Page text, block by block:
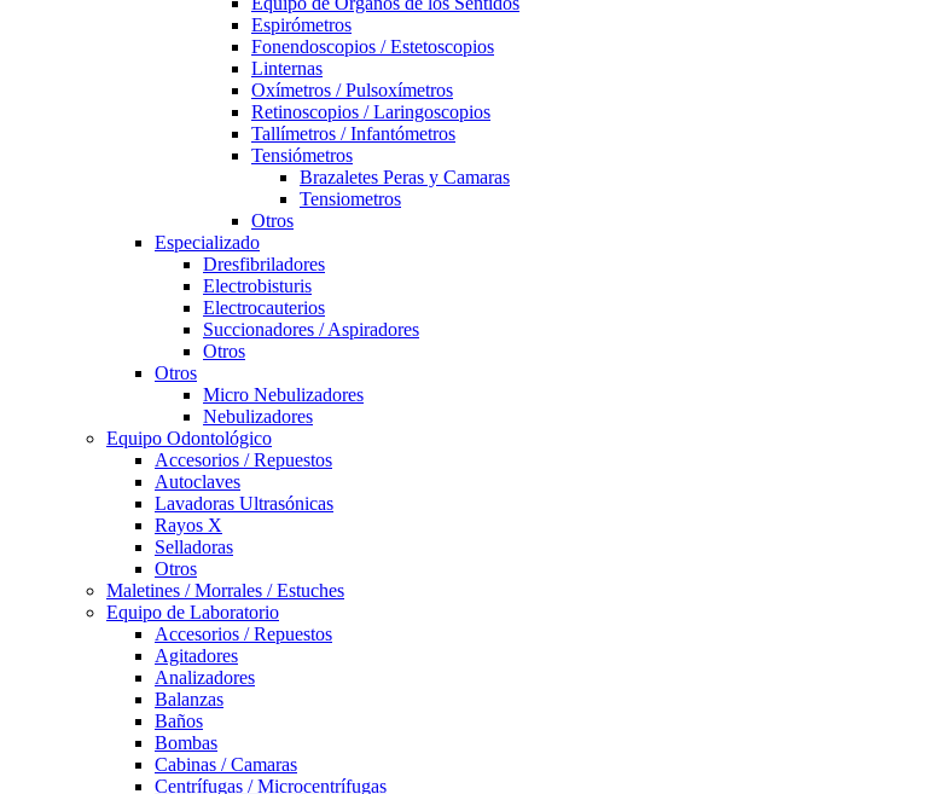
Espirómetros
Fonendoscopios / Estetoscopios
Linternas
Oxímetros / Pulsoxímetros
Retinoscopios / Laringoscopios
Tallímetros / Infantómetros
Tensiómetros
Brazaletes Peras y Camaras
Tensiometros
Otros
Especializado
Dresfibriladores
Electrobisturis
Electrocauterios
Succionadores / Aspiradores
Otros
Otros
Micro Nebulizadores
Nebulizadores
Equipo Odontológico
Accesorios / Repuestos
Autoclaves
Lavadoras Ultrasónicas
Rayos X
Selladoras
Otros
Maletines / Morrales / Estuches
Equipo de Laboratorio
Accesorios / Repuestos
Agitadores
Analizadores
Balanzas
Baños
Bombas
Cabinas / Camaras
Centrífugas / Microcentrífugas